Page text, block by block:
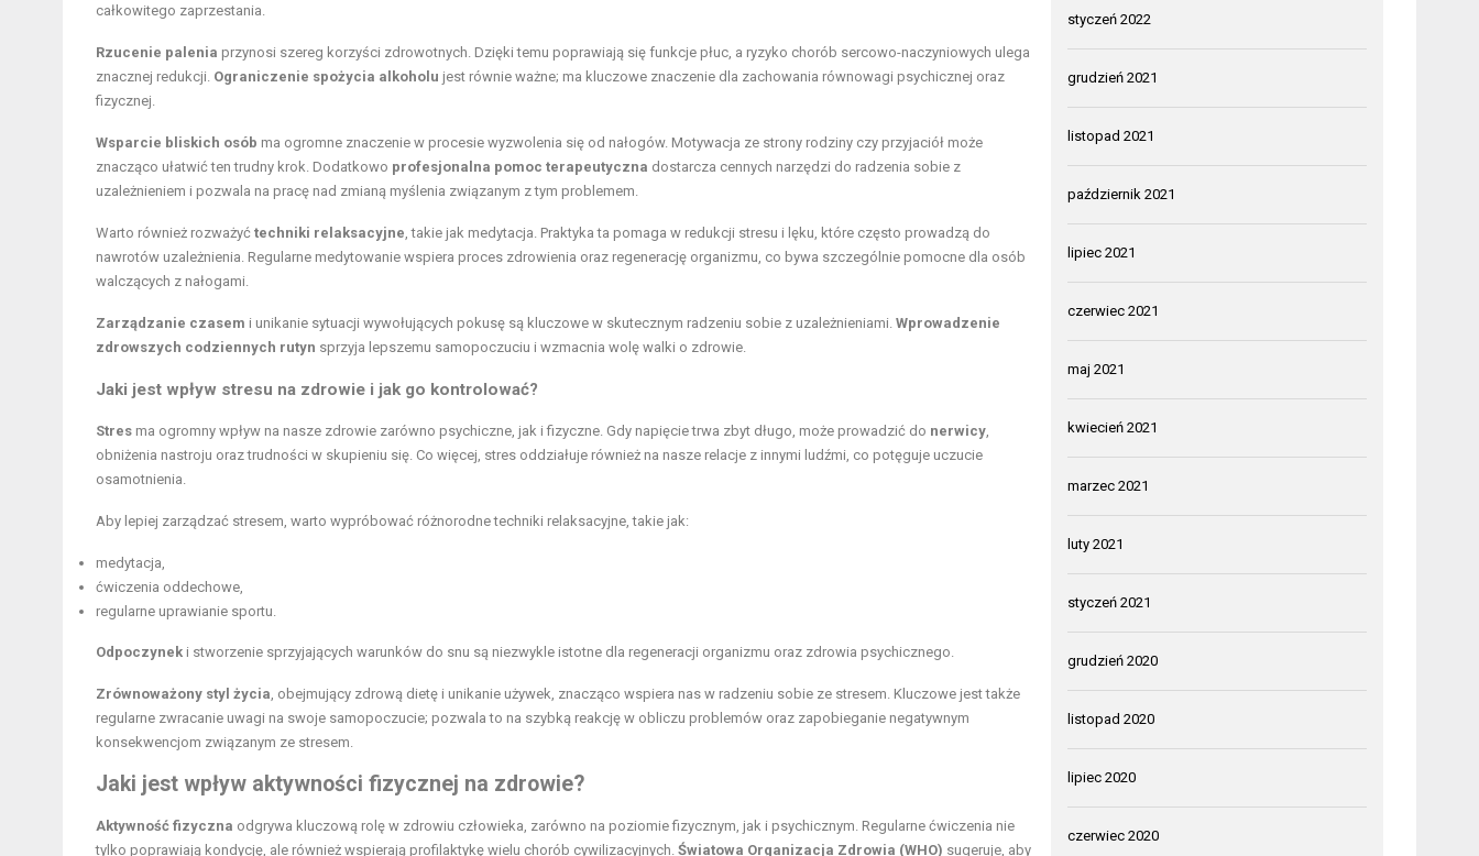
całkowitego zaprzestania.
Rzucenie palenia przynosi szereg korzyści zdrowotnych. Dzięki temu poprawiają się funkcje płuc, a ryzyko chorób sercowo-naczyniowych ulega
znacznej redukcji. Ograniczenie spożycia alkoholu jest równie ważne; ma kluczowe znaczenie dla zachowania równowagi psychicznej oraz
fizycznej.
Wsparcie bliskich osób ma ogromne znaczenie w procesie wyzwolenia się od nałogów. Motywacja ze strony rodziny czy przyjaciół może
znacząco ułatwić ten trudny krok. Dodatkowo profesjonalna pomoc terapeutyczna dostarcza cennych narzędzi do radzenia sobie z
uzależnieniem i pozwala na pracę nad zmianą myślenia związanym z tym problemem.
Warto również rozważyć techniki relaksacyjne , takie jak medytacja. Praktyka ta pomaga w redukcji stresu i lęku, które często prowadzą do
nawrotów uzależnienia. Regularne medytowanie wspiera proces zdrowienia oraz regenerację organizmu, co bywa szczególnie pomocne dla osób
walczących z nałogami.
Zarządzanie czasem i unikanie sytuacji wywołujących pokusę są kluczowe w skutecznym radzeniu sobie z uzależnieniami. Wprowadzenie
zdrowszych codziennych rutyn sprzyja lepszemu samopoczuciu i wzmacnia wolę walki o zdrowie.
Jaki jest wpływ stresu na zdrowie i jak go kontrolować?
Stres ma ogromny wpływ na nasze zdrowie zarówno psychiczne, jak i fizyczne. Gdy napięcie trwa zbyt długo, może prowadzić do nerwicy
obniżenia nastroju oraz trudności w skupieniu się. Co więcej, stres oddziałuje również na nasze relacje z innymi ludźmi, co potęguje uczucie
osamotnienia.
Aby lepiej zarządzać stresem, warto wypróbować różnorodne techniki relaksacyjne, takie jak:
medytacja,
ćwiczenia oddechowe,
regularne uprawianie sportu.
Odpoczynek i stworzenie sprzyjających warunków do snu są niezwykle istotne dla regeneracji organizmu oraz zdrowia psychicznego.
Zrównoważony styl życia , obejmujący zdrową dietę i unikanie używek, znacząco wspiera nas w radzeniu sobie ze stresem. Kluczowe jest także
regularne zwracanie uwagi na swoje samopoczucie; pozwala to na szybką reakcję w obliczu problemów oraz zapobieganie negatywnym
konsekwencjom związanym ze stresem.
Jaki jest wpływ aktywności fizycznej na zdrowie?
Aktywność fizyczna odgrywa kluczową rolę w zdrowiu człowieka, zarówno na poziomie fizycznym, jak i psychicznym. Regularne ćwiczenia nie
tylko poprawiają kondycję, ale również wspierają profilaktykę wielu chorób cywilizacyjnych. Światowa Organizacja Zdrowia (WHO) sugeruje, aby
styczeń 2022
grudzień 2021
listopad 2021
październik 2021
lipiec 2021
czerwiec 2021
maj 2021
kwiecień 2021
marzec 2021
luty 2021
styczeń 2021
grudzień 2020
listopad 2020
lipiec 2020
czerwiec 2020